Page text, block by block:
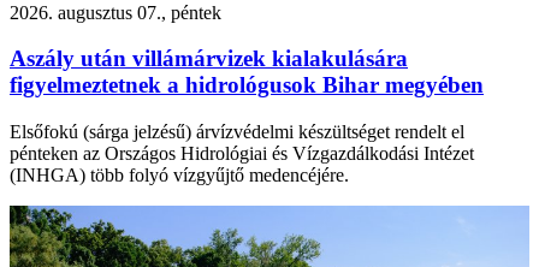
2026. augusztus 07., péntek
Aszály után villámárvizek kialakulására
figyelmeztetnek a hidrológusok Bihar megyében
Elsőfokú (sárga jelzésű) árvízvédelmi készültséget rendelt el
pénteken az Országos Hidrológiai és Vízgazdálkodási Intézet
(INHGA) több folyó vízgyűjtő medencéjére.